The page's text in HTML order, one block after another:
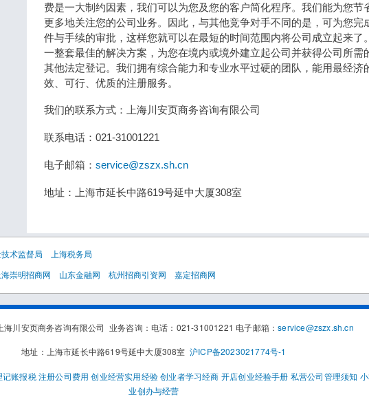
费是一大制约因素，我们可以为您及您的客户简化程序。我们能为您节
更多地关注您的公司业务。因此，与其他竞争对手不同的是，可为您完
件与手续的审批，这样您就可以在最短的时间范围内将公司成立起来了
一整套最佳的解决方案，为您在境内或境外建立起公司并获得公司所需
其他法定登记。我们拥有综合能力和专业水平过硬的团队，能用最经济
效、可行、优质的注册服务。
我们的联系方式：上海川安页商务咨询有限公司
联系电话：021-31001221
电子邮箱： service@zszx.sh.cn
地址：上海市延长中路619号延中大厦308室
术监督局
上海税务局
崇明招商网
山东金融网 杭州招商引资网 嘉定招商网
海川安页商务咨询有限公司 业务咨询：电话：021-31001221 电子邮箱：service@zszx.sh.cn
地址：上海市延长中路619号延中大厦308室沪ICP备2023021774号-1
记账报税 注册公司费用 创业经营实用经验创业者学习经商 开店创业经验手册 私营公司管理须知
业创办与经营